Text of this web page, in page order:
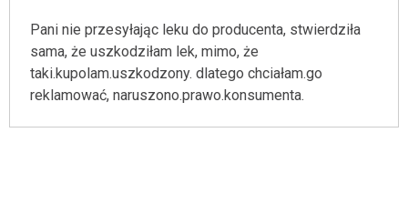
Pani nie przesyłając leku do producenta, stwierdziła
sama, że uszkodziłam lek, mimo, że
taki.kupolam.uszkodzony. dlatego chciałam.go
reklamować, naruszono.prawo.konsumenta.